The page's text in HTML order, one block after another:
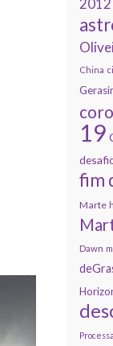
2012
China
19
fim
Marte
Dawn